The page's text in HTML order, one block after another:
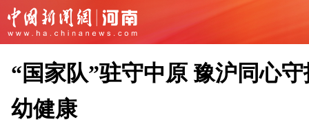
“国家队”驻守中原 豫沪同心
幼健康